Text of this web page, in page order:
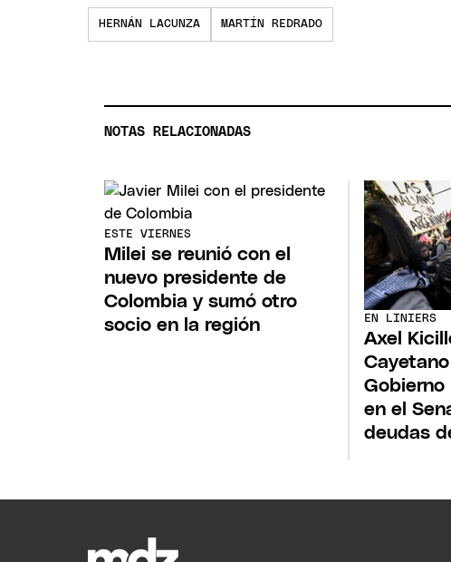
HERNÁN LACUNZA MARTÍN REDRADO
NOTAS RELACIONADAS
ESTE VIERNES
Milei se reunió con el
nuevo presidente de
Colombia y sumó otro
socio en la región
EN LINIERS
Axel
en el
deudas